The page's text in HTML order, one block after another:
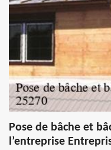
Pose de bâche et
l’entreprise